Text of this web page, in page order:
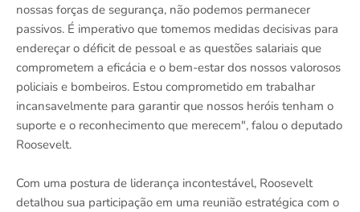
nossas forças de segurança, não podemos permanecer
passivos. É imperativo que tomemos medidas decisivas para
endereçar o déficit de pessoal e as questões salariais que
comprometem a eficácia e o bem-estar dos nossos valorosos
policiais e bombeiros. Estou comprometido em trabalhar
incansavelmente para garantir que nossos heróis tenham o
suporte e o reconhecimento que merecem", falou o deputado
Roosevelt.
Com uma postura de liderança incontestável, Roosevelt
detalhou sua participação em uma reunião estratégica com o